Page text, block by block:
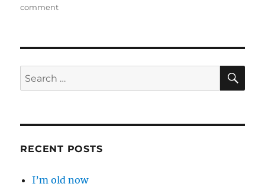
commenton
weh
Search
for:
RECENT POSTS
I’m old now